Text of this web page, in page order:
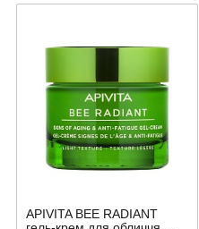
APIVITA BEE RADIANT